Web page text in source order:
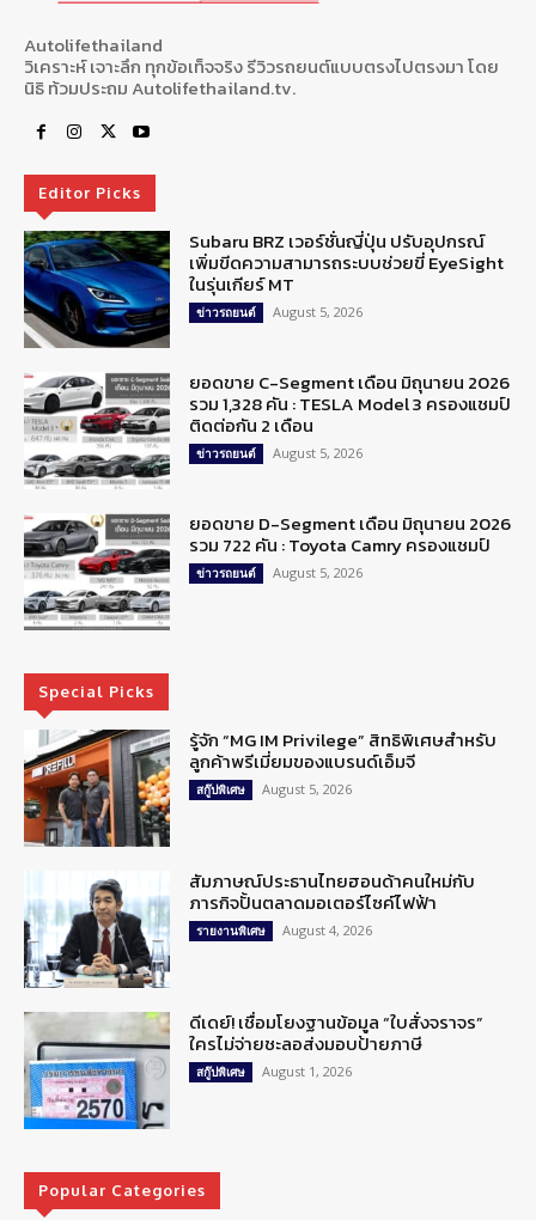
Autolifethailand
วิเคราะห์ เจาะลึก ทุกข้อเท็จจริง รีวิวรถยนต์แบบตรงไปตรงมา โดย
นิธิ ท้วมประถม Autolifethailand.tv.
Editor Picks
Subaru BRZ เวอร์ชั่นญี่ปุ่น ปรับอุปกรณ์
เพิ่มขีดความสามารถระบบช่วยขี่ EyeSight
ในรุ่นเกียร์ MT
ข่าวรถยนต์ August 5, 2026
ยอดขาย C-Segment เดือน มิถุนายน 2026
รวม 1,328 คัน : TESLA Model 3 ครองแชมป์
ติดต่อกัน 2 เดือน
ข่าวรถยนต์ August 5, 2026
ยอดขาย D-Segment เดือน มิถุนายน 2026
รวม 722 คัน : Toyota Camry ครองแชมป์
ข่าวรถยนต์ August 5, 2026
Special Picks
รู้จัก “MG IM Privilege” สิทธิพิเศษสำหรับ
ลูกค้าพรีเมี่ยมของแบรนด์เอ็มจี
สกู๊ปพิเศษ August 5, 2026
สัมภาษณ์ประธานไทยฮอนด้าคนใหม่กับ
ภารกิจปั้นตลาดมอเตอร์ไซค์ไฟฟ้า
รายงานพิเศษ August 4, 2026
ดีเดย์! เชื่อมโยงฐานข้อมูล “ใบสั่งจราจร”
ใครไม่จ่ายชะลอส่งมอบป้ายภาษี
สกู๊ปพิเศษ August 1, 2026
Popular Categories